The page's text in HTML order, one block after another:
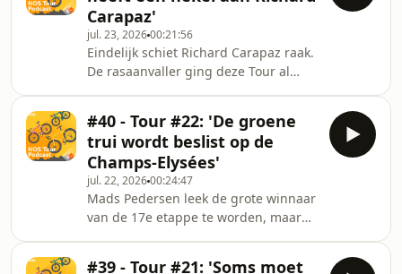
deze Tour, maar saai was het
allerminst vandaag. Stef en Andries
hebben genoten en blikken terug op
deze etappe. Morgen weer een
aankomst op Alpe d'Huez. Laat op
wiewintderit.nos.n
Carapaz'
jul. 23, 202600:21:56
Eindelijk schiet Richard Carapaz raak.
De rasaanvaller ging deze Tour al
en Stef blikken terug op de prachtige
zege van de Ecuadoriaan en
bespreken ook de ziektegevallen bij
UAE, de ploeg van Pogacar.
Daarnaast bellen ze met Han Kock,
want hij heeft minder nieuws. Er is
ingebroken in de NOS-auto's en dat
maakte het werken
#40 - Tour #22: 'De groene
trui wordt beslist op de
Champs-Elysées'
jul. 22, 202600:24:47
Mads Pedersen leek de grote winnaar
van de 17e etappe te worden, maar
#39 - Tour #21: 'Soms moet